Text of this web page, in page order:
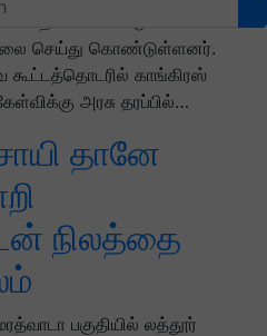
3 மாதங்களில் மட்டும் 767
செய்து கொண்டுள்ளனர்.
கூட்டத்தொடரில் காங்கிரஸ்
அரசு தரப்பில்…
தானே
நிலத்தை
பகுதியில் லத்தூர்